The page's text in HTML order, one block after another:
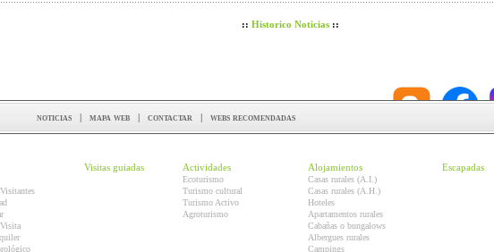
:: Historico Noticias::
noticias | mapa web | contactar | webs recomendadas
Visitas guiadas Actividades
Ecoturismo
Turismo cultural
Turismo Activo
Agroturismo
Alojamientos
Casas rurales (A.I.)
Casas rurales (A.H.)
Hoteles
Apartamentos rurales
Cabañas o bungalows
Albergues rurales
Campings
Escapadas